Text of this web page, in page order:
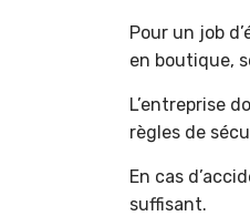
Pour un job
en boutique,
L’entreprise
règles de
En cas
suffisant.